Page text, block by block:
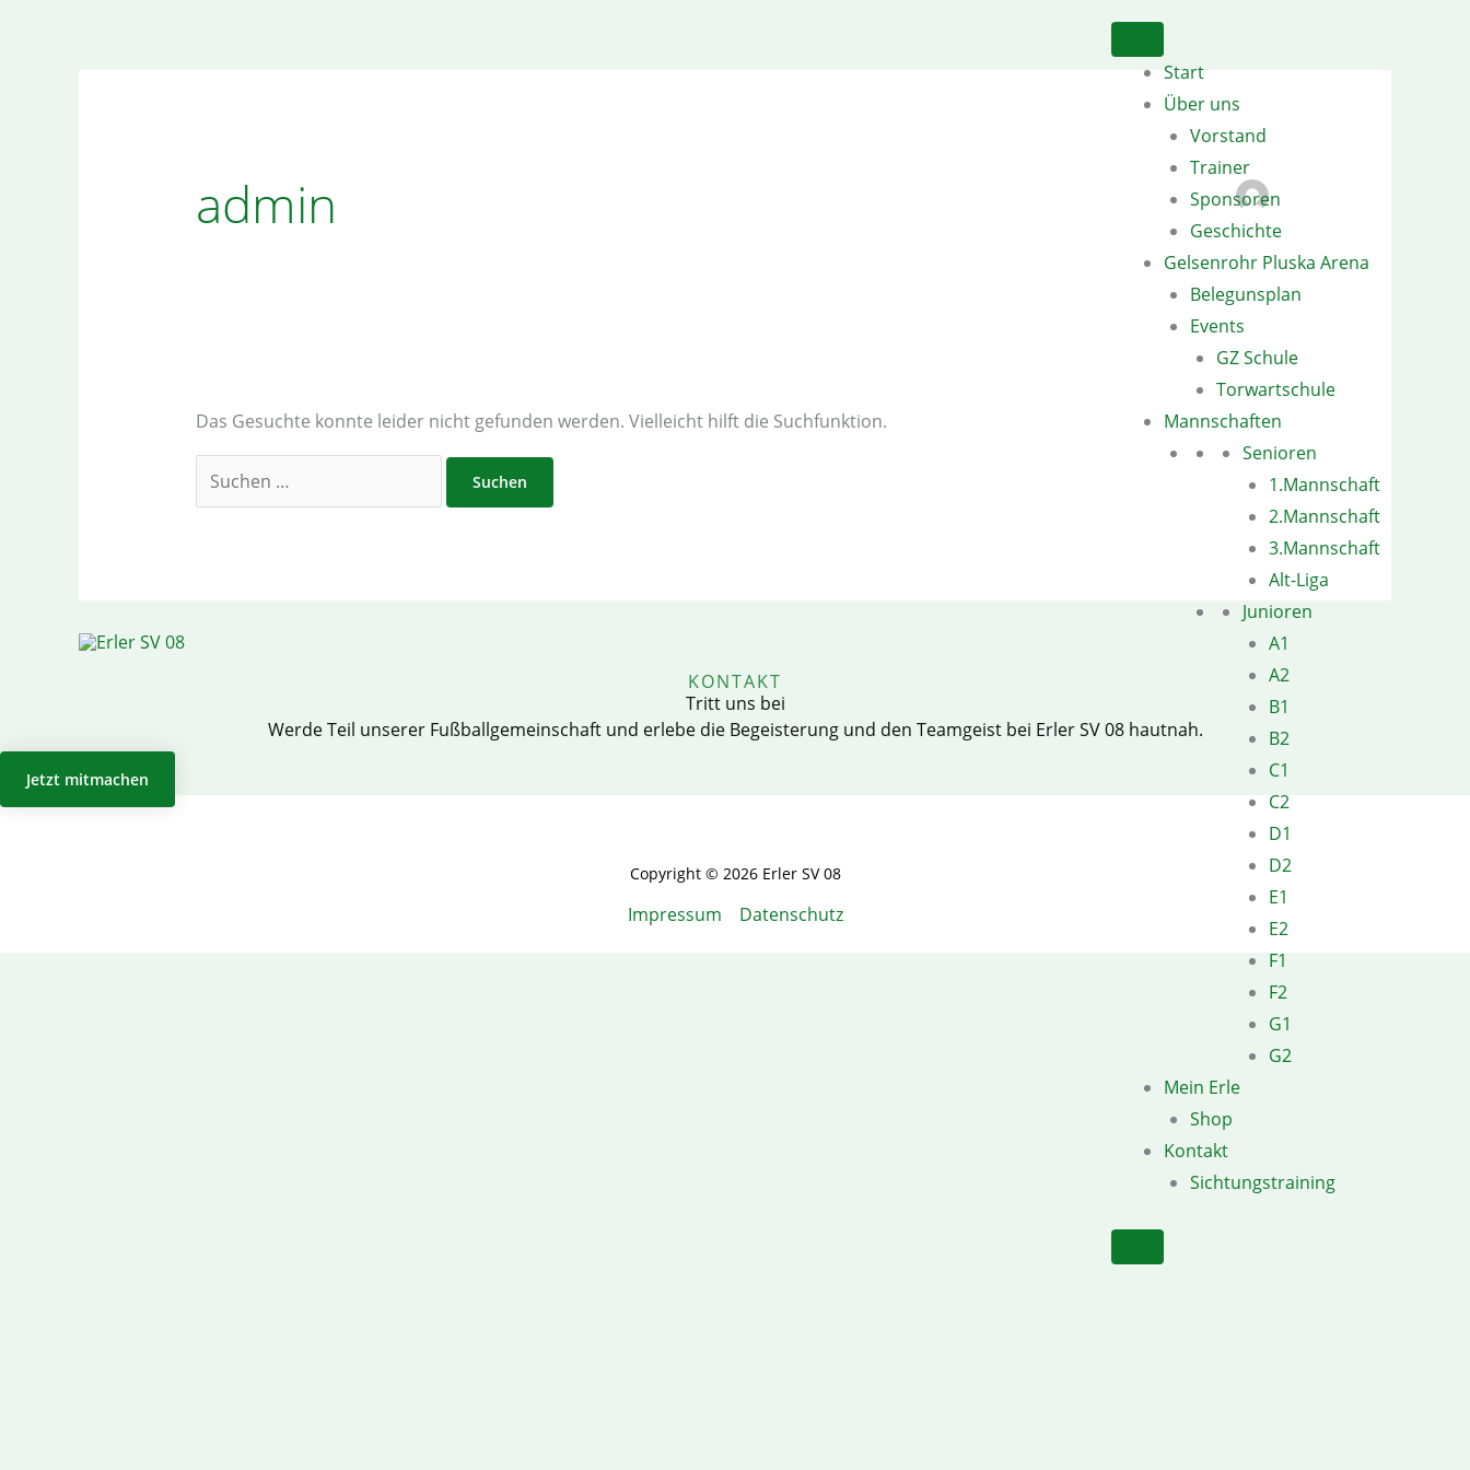
Start
Über uns
Vorstand
Trainer
Sponsoren
Geschichte
Gelsenrohr Pluska Arena
Belegunsplan
Events
GZ Schule
Torwartschule
Mannschaften
Senioren
1.Mannschaft
2.Mannschaft
3.Mannschaft
Alt-Liga
Junioren
A1
A2
B1
B2
C1
C2
D1
D2
E1
E2
F1
F2
G1
G2
Mein Erle
Shop
Kontakt
Sichtungstraining
admin
Das Gesuchte konnte leider nicht gefunden werden. Vielleicht hilft die Suchfunktion.
KONTAKT
Tritt uns bei
Werde Teil unserer Fußballgemeinschaft und erlebe die Begeisterung und den Teamgeist bei Erler SV 08 hautnah.
Jetzt mitmachen
Copyright © 2026 Erler SV 08
Impressum Datenschutz